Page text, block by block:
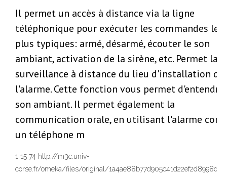
Il permet un accès à distance via la ligne
téléphonique pour exécuter les commandes les
plus typiques: armé, désarmé, écouter le son
ambiant, activation de la sirène, etc. Permet la
surveillance à distance du lieu d'installation de
l'alarme. Cette fonction vous permet d'entendre
son ambiant. Il permet également la
communication orale, en utilisant l'alarme
un téléphone m
1 15 74 http://m3c.univ-
corse.fr/omeka/files/original/